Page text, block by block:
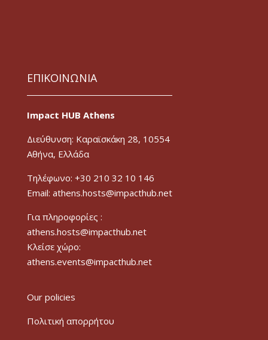
ΕΠΙΚΟΙΝΩΝΙΑ
Impact HUB Athens
Διεύθυνση: Καραϊσκάκη 28, 10554
Αθήνα, Ελλάδα
Τηλέφωνο: +30 210 32 10 146
Email: athens.hosts@impacthub.net
Για πληροφορίες :
athens.hosts@impacthub.net
Κλείσε χώρο:
athens.events@impacthub.net
Our policies
Πολιτική απορρήτου